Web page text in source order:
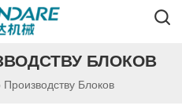
БЛОКОВ
Блоков